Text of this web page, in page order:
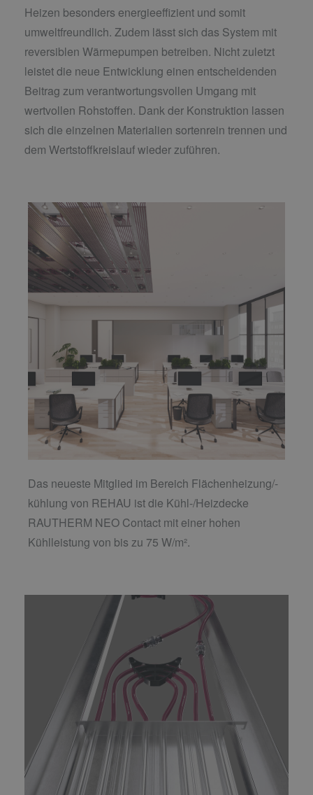
Heizen besonders energieeffizient und somit
umweltfreundlich. Zudem lässt sich das System mit
reversiblen Wärmepumpen betreiben. Nicht zuletzt
leistet die neue Entwicklung einen entscheidenden
Beitrag zum verantwortungsvollen Umgang mit
wertvollen Rohstoffen. Dank der Konstruktion lassen
sich die einzelnen Materialien sortenrein trennen und
dem Wertstoffkreislauf wieder zuführen.
Das neueste Mitglied im Bereich Flächenheizung/-
kühlung von REHAU ist die Kühl-/Heizdecke
RAUTHERM NEO Contact mit einer hohen
Kühlleistung von bis zu 75 W/m².